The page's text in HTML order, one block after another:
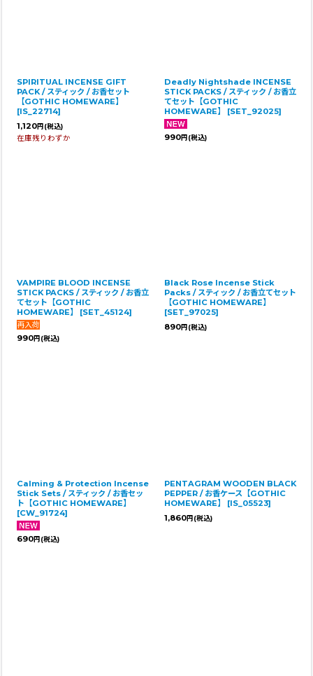
SPIRITUAL INCENSE GIFT
PACK / スティック / お香セット
【GOTHIC HOMEWARE】
[IS_22714]
1,120円 (税込)
在庫残りわずか
Deadly Nightshade INCENSE
STICK PACKS / スティック / お香立
てセット【GOTHIC
HOMEWARE】
[SET_92025]
990円 (税込)
VAMPIRE BLOOD INCENSE
STICK PACKS / スティック / お香立
てセット【GOTHIC
HOMEWARE】
[SET_45124]
990円 (税込)
Black Rose Incense Stick
Packs / スティック / お香立てセット
【GOTHIC HOMEWARE】
[SET_97025]
890円 (税込)
Calming & Protection Incense
Stick Sets / スティック / お香セッ
ト【GOTHIC HOMEWARE】
[CW_91724]
690円 (税込)
PENTAGRAM WOODEN BLACK
PEPPER / お香ケース【GOTHIC
HOMEWARE】
[IS_05523]
1,860円 (税込)